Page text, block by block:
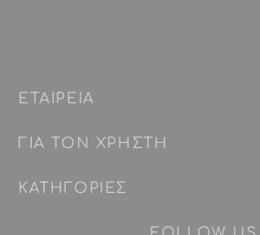
ΕΤΑΙΡEIΑ
ΓΙΑ ΤΟΝ ΧΡΗΣΤΗ
ΚΑΤΗΓΟΡΙΕΣ